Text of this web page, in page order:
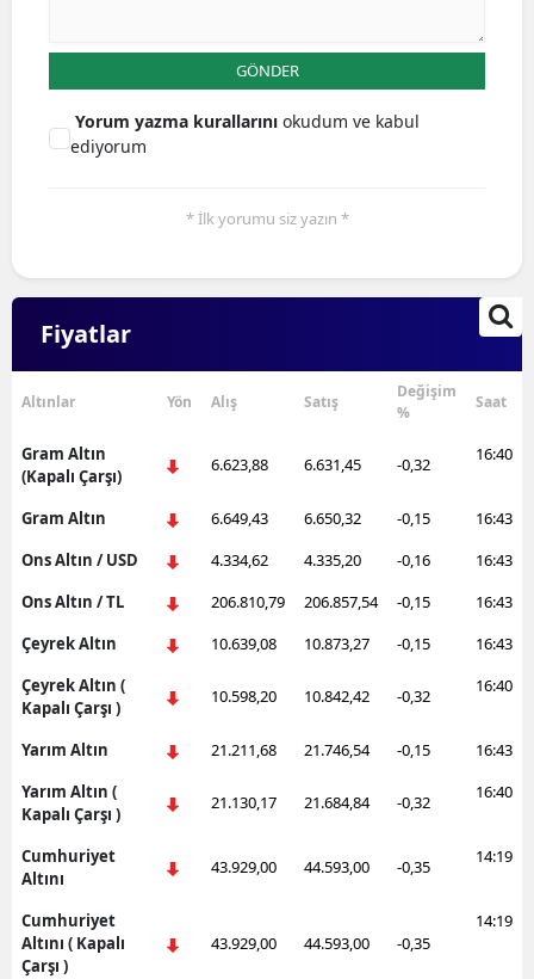
GÖNDER
Yorum yazma kurallarını okudum ve kabul
ediyorum
* İlk yorumu siz yazın *
Fiyatlar
Altınlar Yön Alış Satış
Değişim
%
Saat
Gram Altın
(Kapalı Çarşı)
6.623,88 6.631,45 -0,32 16:40
Gram Altın 6.649,43 6.650,32 -0,15
16:43
Ons Altın / USD
4.334,62 4.335,20 -0,16
16:43
Ons Altın / TL
206.810,79 206.857,54 -0,15
16:43
Çeyrek Altın
10.639,08 10.873,27 -0,15
16:43
Çeyrek Altın (
Kapalı Çarşı )
10.598,20 10.842,42 -0,32 16:40
Yarım Altın 21.211,68 21.746,54 -0,15
16:43
Yarım Altın (
Kapalı Çarşı )
21.130,17 21.684,84 -0,32 16:40
Cumhuriyet
Altını
43.929,00 44.593,00 -0,35 14:19
Cumhuriyet
Altını ( Kapalı
Çarşı )
43.929,00 44.593,00 -0,35
14:19